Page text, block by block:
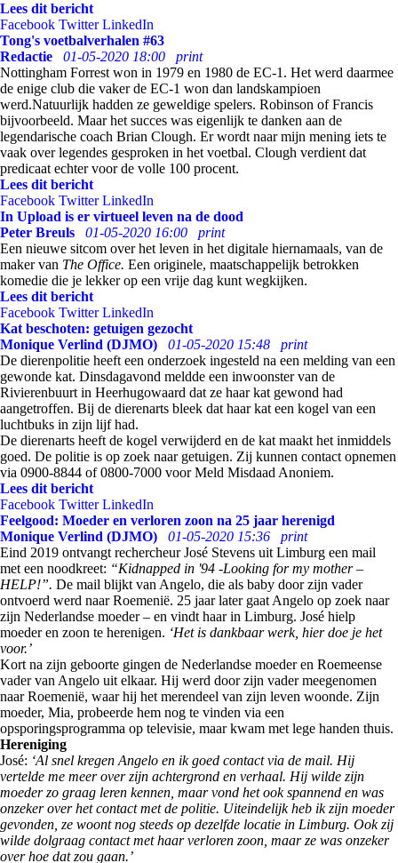
Lees dit bericht
Facebook Twitter LinkedIn
Tong's voetbalverhalen #63
Redactie
01-05-2020 18:00
print
Nottingham Forrest won in 1979 en 1980 de EC-1. Het werd daarmee
de enige club die vaker de EC-1 won dan landskampioen
werd.Natuurlijk hadden ze geweldige spelers. Robinson of Francis
bijvoorbeeld. Maar het succes was eigenlijk te danken aan de
legendarische coach Brian Clough. Er wordt naar mijn mening iets te
vaak over legendes gesproken in het voetbal. Clough verdient dat
predicaat echter voor de volle 100 procent.
Lees dit bericht
Facebook Twitter LinkedIn
In Upload is er virtueel leven na de dood
Peter Breuls
01-05-2020 16:00
print
Een nieuwe sitcom over het leven in het digitale hiernamaals, van de
maker van The Office. Een originele, maatschappelijk betrokken
komedie die je lekker op een vrije dag kunt wegkijken.
Lees dit bericht
Facebook Twitter LinkedIn
Kat beschoten: getuigen gezocht
Monique Verlind (DJMO)
01-05-2020 15:48
print
De dierenpolitie heeft een onderzoek ingesteld na een melding van een
gewonde kat. Dinsdagavond meldde een inwoonster van de
Rivierenbuurt in Heerhugowaard dat ze haar kat gewond had
aangetroffen. Bij de dierenarts bleek dat haar kat een kogel van een
luchtbuks in zijn lijf had.
De dierenarts heeft de kogel verwijderd en de kat maakt het inmiddels
goed. De politie is op zoek naar getuigen. Zij kunnen contact opnemen
via 0900-8844 of 0800-7000 voor Meld Misdaad Anoniem.
Lees dit bericht
Facebook Twitter LinkedIn
Feelgood: Moeder en verloren zoon na 25 jaar herenigd
Monique Verlind (DJMO)
01-05-2020 15:36
print
Eind 2019 ontvangt rechercheur José Stevens uit Limburg een mail
met een noodkreet: “Kidnapped in '94 -Looking for my mother –
HELP!”. De mail blijkt van Angelo, die als baby door zijn vader
ontvoerd werd naar Roemenië. 25 jaar later gaat Angelo op zoek naar
zijn Nederlandse moeder – en vindt haar in Limburg. José hielp
moeder en zoon te herenigen. ‘Het is dankbaar werk, hier doe je het
voor.’
Kort na zijn geboorte gingen de Nederlandse moeder en Roemeense
vader van Angelo uit elkaar. Hij werd door zijn vader meegenomen
naar Roemenië, waar hij het merendeel van zijn leven woonde. Zijn
moeder, Mia, probeerde hem nog te vinden via een
opsporingsprogramma op televisie, maar kwam met lege handen thuis.
Hereniging
José: ‘Al snel kregen Angelo en ik goed contact via de mail. Hij
vertelde me meer over zijn achtergrond en verhaal. Hij wilde zijn
moeder zo graag leren kennen, maar vond het ook spannend en was
onzeker over het contact met de politie. Uiteindelijk heb ik zijn moeder
gevonden, ze woont nog steeds op dezelfde locatie in Limburg. Ook zij
wilde dolgraag contact met haar verloren zoon, maar ze was onzeker
over hoe dat zou gaan.’